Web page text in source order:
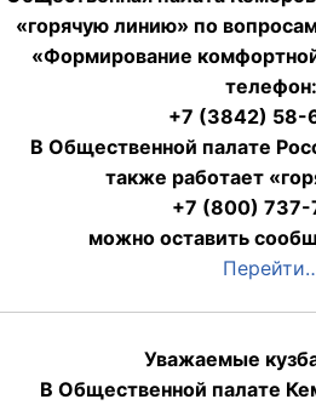
«горячую линию» по
«Формирование
телефон:
+7 (3842) 58-
В Общественной палате
также работает
+7 (800)
можно оставить
Уважаемые
В Общественной палате